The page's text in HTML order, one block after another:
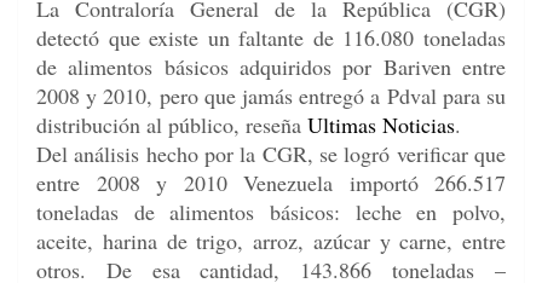
La Contraloría General de la República (CGR)
detectó que existe un faltante de 116.080 toneladas
de alimentos básicos adquiridos por Bariven entre
2008 y 2010, pero que jamás entregó a Pdval para su
distribución al público, reseña Ultimas Noticias.
Del análisis hecho por la CGR, se logró verificar que
entre 2008 y 2010 Venezuela importó 266.517
toneladas de alimentos básicos: leche en polvo,
aceite, harina de trigo, arroz, azúcar y carne, entre
otros. De esa cantidad, 143.866 toneladas –